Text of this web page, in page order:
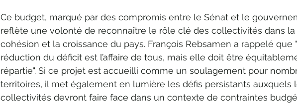
Ce budget, marqué par des compromis entre le Sénat et le
reflète une volonté de reconnaître le rôle clé des collectivités dans la
cohésion et la croissance du pays. François Rebsamen a rappelé que
réduction du déficit est l’affaire de tous, mais elle doit être
répartie". Si ce projet est accueilli comme un soulagement pour
territoires, il met également en lumière les défis persistants auxquels
collectivités devront faire face dans un contexte de contraintes